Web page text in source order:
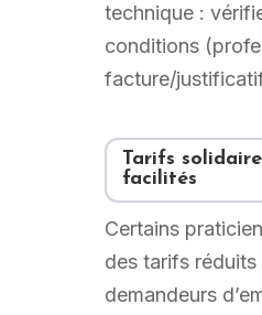
technique :
conditions
facture/
Tarifs
facilités
Certains
des tarifs
demandeurs